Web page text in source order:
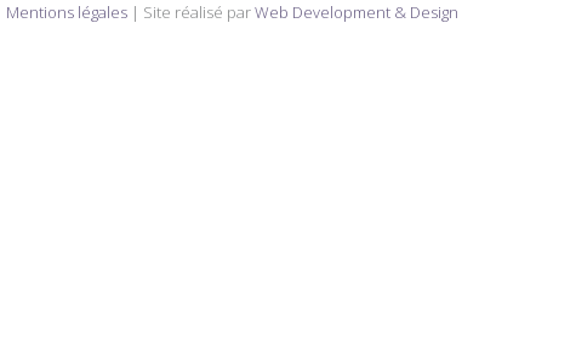
Mentions légales | Site réalisé parWeb Development & Design